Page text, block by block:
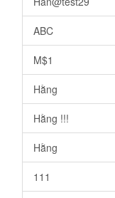
ABC
M$1
Hằng
Hằng !!!
Hằng
111